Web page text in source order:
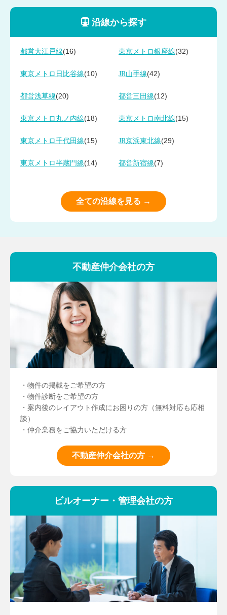
沿線から探す
都営大江戸線(16) 東京メトロ銀座線(32)
東京メトロ日比谷線(10) JR山手線(42)
都営浅草線(20) 都営三田線(12)
東京メトロ丸ノ内線(18) 東京メトロ南北線(15)
東京メトロ千代田線(15) JR京浜東北線(29)
東京メトロ半蔵門線(14) 都営新宿線(7)
全ての沿線を見る →
不動産仲介会社の方
・物件の掲載をご希望の方
・物件診断をご希望の方
・案内後のレイアウト作成にお困りの方（無料対応も応相
談）
・仲介業務をご協力いただける方
不動産仲介会社の方 →
ビルオーナー・管理会社の方